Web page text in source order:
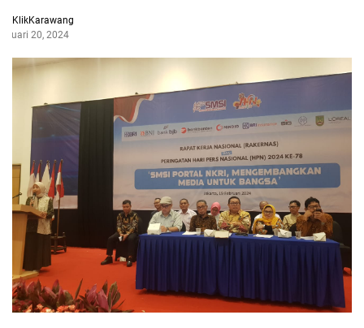
KlikKarawang
20, 2024